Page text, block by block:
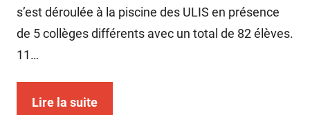
s’est déroulée à la piscine des ULIS en présence
de 5 collèges différents avec un total de 82 élèves.
11…
Lire la suite